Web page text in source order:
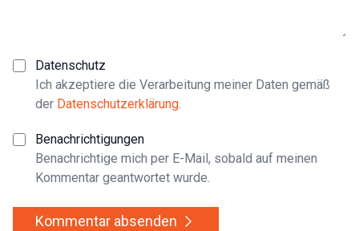
Datenschutz
Ich akzeptiere die Verarbeitung meiner Daten gemäß
der Datenschutzerklärung.
Benachrichtigungen
Benachrichtige mich per E-Mail, sobald auf meinen
Kommentar geantwortet wurde.
Kommentar absenden